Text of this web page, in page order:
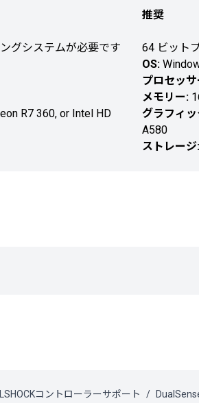
グシステムが必要です
R7 360, or Intel HD
推奨
64 ビット
OS:
プロセッ
メモリー:
グラフィッ
A580
ストレージ:
コントローラーサポート